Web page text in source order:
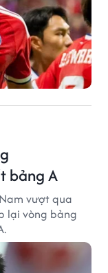
bảng A
vượt qua
lại vòng bảng